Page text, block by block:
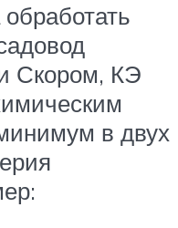
Скором, КЭ
в двух